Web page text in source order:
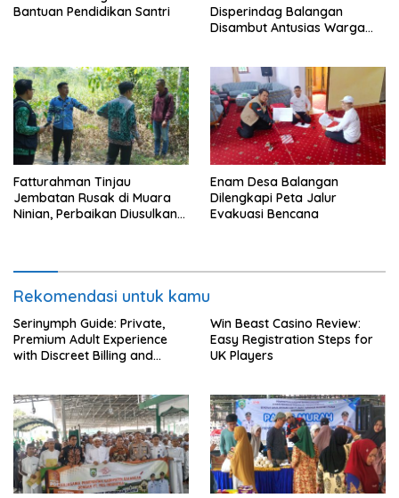
Bantuan Pendidikan Santri
Disperindag Balangan
Disambut Antusias Warga
Fatturahman Tinjau
Jembatan Rusak di Muara
Ninian, Perbaikan Diusulkan
Enam Desa Balangan
Dilengkapi Peta Jalur
Evakuasi Bencana
Rekomendasi untuk kamu
Serinymph Guide: Private,
Premium Adult Experience
with Discreet Billing and
Win Beast Casino Review:
Easy Registration Steps for
UK Players